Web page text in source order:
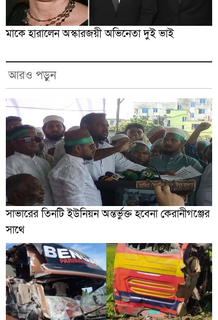
মাকে হারালেন অস্কারজয়ী অভিনেতা দুই ভাই
আরও পড়ুন
সাভারের তিনটি ইউনিয়ন অন্তর্ভুক্ত হবেনা কেরানীগঞ্জের
সাথে